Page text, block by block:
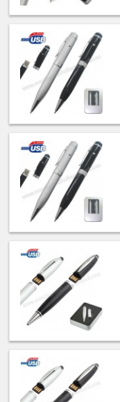
fiyatları
&
Bardak
ucuz
toptan
satış
fiyatları
Dönüşümlü
Ürünler
ucuz
satış
fiyatları
Anahtarlık
ucuz
toptan
satış
fiyatları
Hesap
Makinesi
ucuz
satış
fiyatları
Makyaj
Aynası
Manikür
Seti
ucuz
toptan
fiyatları
Metre
&
Mezura
ucuz
toptan